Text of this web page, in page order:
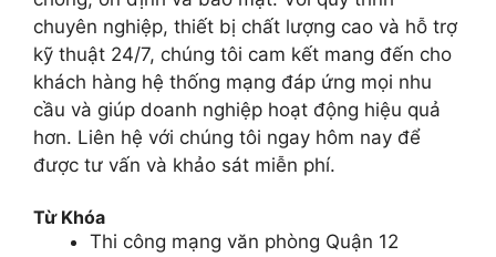
chuyên nghiệp, thiết bị chất lượng cao và hỗ trợ
kỹ thuật 24/7, chúng tôi cam kết mang đến cho
khách hàng hệ thống mạng đáp ứng mọi nhu
cầu và giúp doanh nghiệp hoạt động hiệu quả
hơn. Liên hệ với chúng tôi ngay hôm nay để
được tư vấn và khảo sát miễn phí.
Từ Khóa
Thi công mạng văn phòng Quận 12